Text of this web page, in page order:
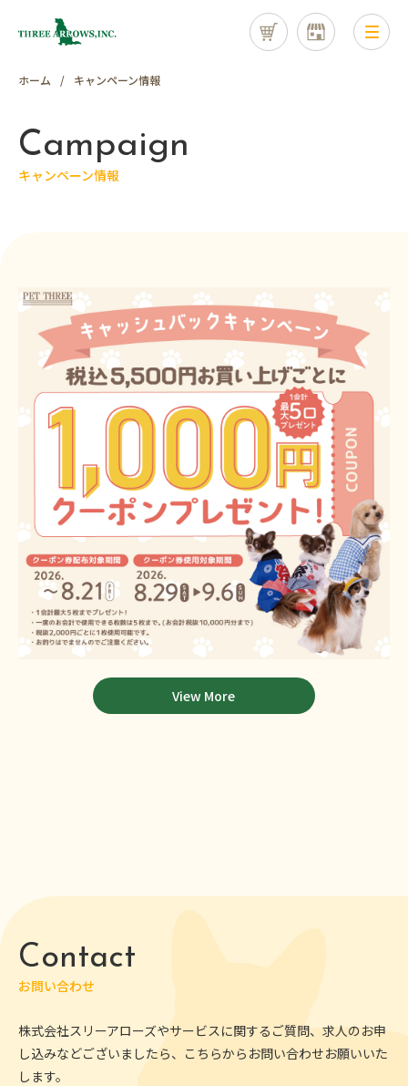
ホーム キャンペーン情報
Campaign
キャンペーン情報
View More
Contact
お問い合わせ
株式会社スリーアローズやサービスに関するご質問、求人のお申
し込みなどございましたら、こちらからお問い合わせお願いいた
します。